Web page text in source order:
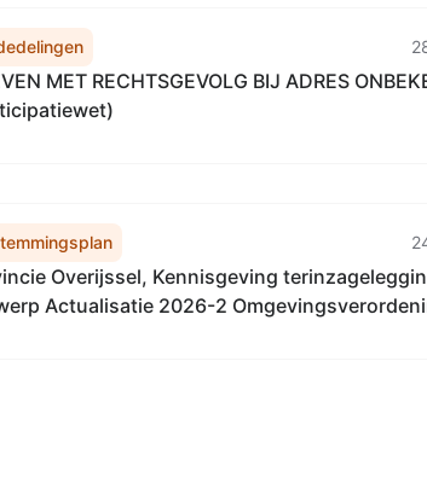
MET RECHTSGEVOLG BIJ ADRES
Overijssel, Kennisgeving
Actualisatie 2026-2